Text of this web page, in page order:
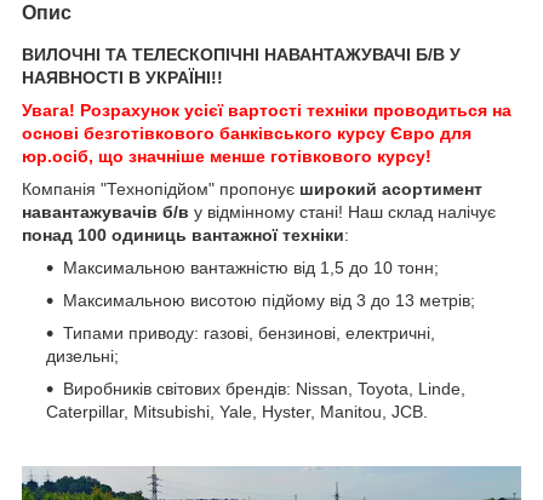
Опис
ВИЛОЧНІ ТА ТЕЛЕСКОПІЧНІ НАВАНТАЖУВАЧІ Б/В У
НАЯВНОСТІ В УКРАЇНІ!!
Увага! Розрахунок усієї вартості техніки проводиться на
основі безготівкового банківського курсу Євро для
юр.осіб, що значніше менше готівкового курсу!
Компанія "Технопідйом" пропонує широкий асортимент
навантажувачів б/в у відмінному стані! Наш склад налічує
понад 100 одиниць вантажної техніки:
Максимальною вантажністю від 1,5 до 10 тонн;
Максимальною висотою підйому від 3 до 13 метрів;
Типами приводу: газові, бензинові, електричні,
дизельні;
Виробників світових брендів: Nissan, Toyota, Linde,
Caterpillar, Mitsubishi, Yale, Hyster, Manitou, JCB.